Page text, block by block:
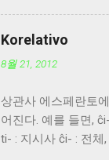
Korelativo
8월 21, 2012
상관사 에스페란토
어진다. 예를 들면,
ti- : 지시사 ĉi- : 전체